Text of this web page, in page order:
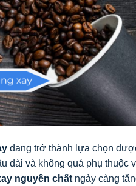
đang trở thành lựa chọn
dài và không quá phụ thuộc
nguyên chất ngày càng